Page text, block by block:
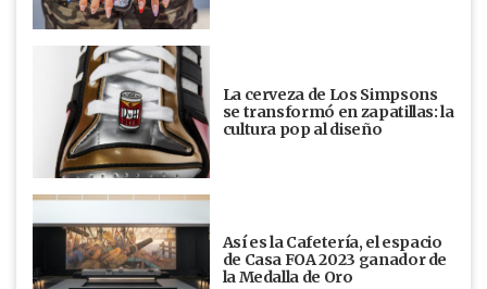
La cerveza de Los Simpsons
se transformó en zapatillas: la
cultura pop al diseño
Así es la Cafetería, el espacio
de Casa FOA 2023 ganador de
la Medalla de Oro